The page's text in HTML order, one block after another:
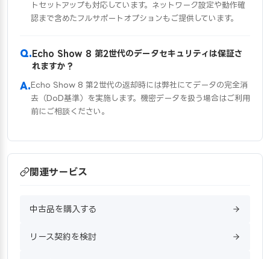
トセットアップも対応しています。ネットワーク設定や動作確
認まで含めたフルサポートオプションもご提供しています。
Echo Show 8 第2世代のデータセキュリティは保証さ
れますか？
Echo Show 8 第2世代の返却時には弊社にてデータの完全消
去（DoD基準）を実施します。機密データを扱う場合はご利用
前にご相談ください。
関連サービス
中古品を購入する
リース契約を検討